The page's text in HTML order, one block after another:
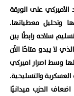
الأميركي على الورقة
وتحليل معطياتها.
سلاحه رابطًا بين
الاسرائيلي وتطبيق القرار 1701، والذي لا يبدو متاحًا الآن
وسط اصرار اميركي
والتسليحية.
اضعاف الحزب ميدانيًا